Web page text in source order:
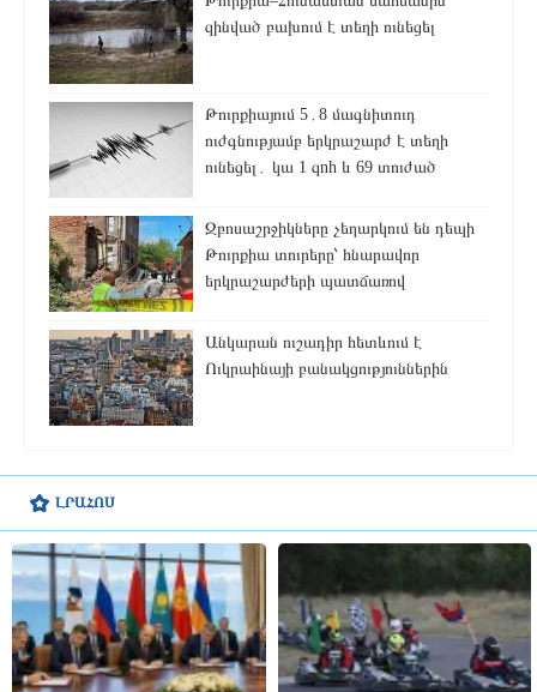
ԼՐԱՀՈՍ
զինված բախում է տեղի ունեցել
Թուրքիայում 5․8 մագնիտուդ
ուժգնությամբ երկրաշարժ է տեղի
ունեցել․ կա 1 զnh և 69 տուժած
Զբոսաշրջիկները չեղարկում են դեպի
Թուրքիա տուրերը՝ հնարավոր
երկրաշարժերի պատճառով
Անկարան ուշադիր հետևում է
Ուկրաինայի բանակցություններին